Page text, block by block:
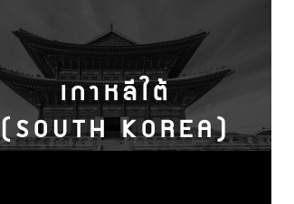
เกาหลีใต้
(SOUTH KOREA)